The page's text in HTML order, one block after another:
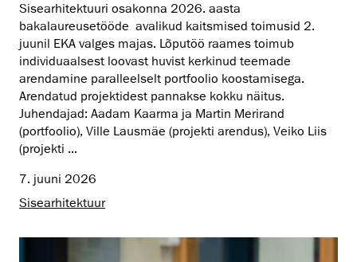
Sisearhitektuuri osakonna 2026. aasta
bakalaureusetööde avalikud kaitsmised toimusid 2.
juunil EKA valges majas. Lõputöö raames toimub
individuaalsest loovast huvist kerkinud teemade
arendamine paralleelselt portfoolio koostamisega.
Arendatud projektidest pannakse kokku näitus.
Juhendajad: Aadam Kaarma ja Martin Merirand
(portfoolio), Ville Lausmäe (projekti arendus), Veiko Liis
(projekti ...
7. juuni 2026
Sisearhitektuur